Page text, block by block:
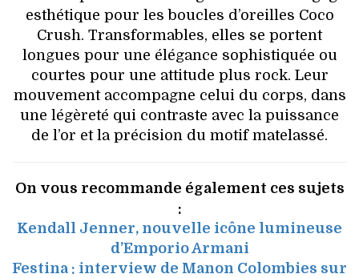
esthétique pour les boucles d’oreilles Coco
Crush. Transformables, elles se portent
longues pour une élégance sophistiquée ou
courtes pour une attitude plus rock. Leur
mouvement accompagne celui du corps, dans
une légèreté qui contraste avec la puissance
de l’or et la précision du motif matelassé.
On vous recommande également ces sujets
:
Kendall Jenner, nouvelle icône lumineuse
d’Emporio Armani
Festina : interview de Manon Colombies sur